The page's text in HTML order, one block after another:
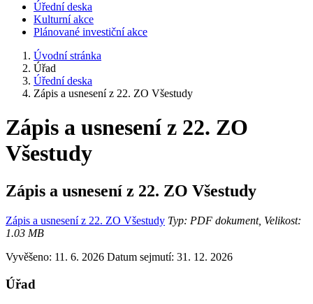
Úřední deska
Kulturní akce
Plánované investiční akce
Úvodní stránka
Úřad
Úřední deska
Zápis a usnesení z 22. ZO Všestudy
Zápis a usnesení z 22. ZO
Všestudy
Zápis a usnesení z 22. ZO Všestudy
Zápis a usnesení z 22. ZO Všestudy Typ: PDF dokument, Velikost:
1.03 MB
Vyvěšeno: 11. 6. 2026 Datum sejmutí: 31. 12. 2026
Úřad